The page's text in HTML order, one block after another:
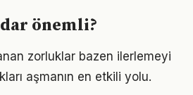
önemli?
zorluklar bazen ilerlemeyi
aşmanın en etkili yolu.